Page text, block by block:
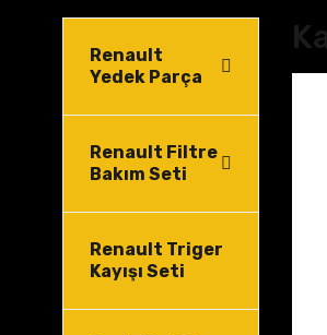
Renault
Yedek Parça
Renault Filtre
Bakım Seti
Renault Triger
Kayışı Seti